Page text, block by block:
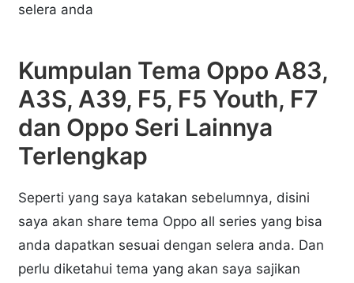
selera anda
Kumpulan Tema Oppo A83,
A3S, A39, F5, F5 Youth, F7
dan Oppo Seri Lainnya
Terlengkap
Seperti yang saya katakan sebelumnya, disini
saya akan share tema Oppo all series yang bisa
anda dapatkan sesuai dengan selera anda. Dan
perlu diketahui tema yang akan saya sajikan